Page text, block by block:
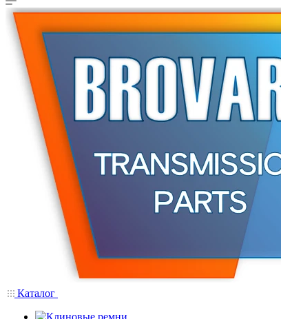
Каталог